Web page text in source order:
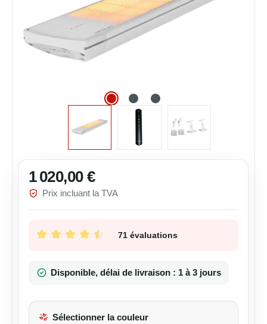
Prix régulier :
1 020,00 €
Prix incluant la TVA
Note moyenne de 4.58 sur 5 étoiles
71 évaluations
Disponible, délai de livraison : 1 à 3 jours
Sélectionner la couleur